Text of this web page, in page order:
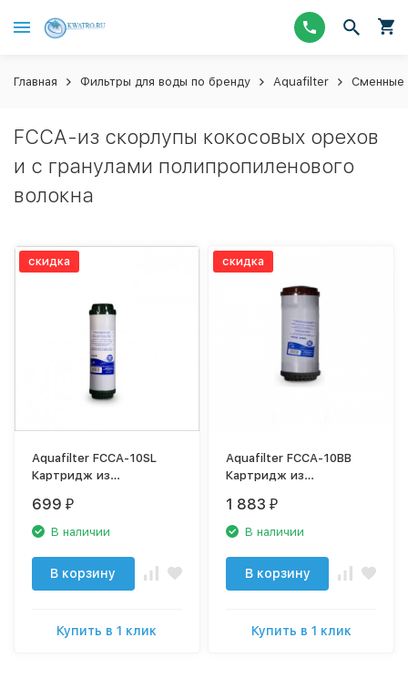
Главная Фильтры для воды по бренду Aquafilter Сменные
FCCA-из скорлупы кокосовых орехов
и с гранулами полипропиленового
волокна
скидка
Aquafilter FCCA-10SL
Картридж из
гранулами
полипропиленового
699 ₽
В наличии
В корзину
Купить в 1 клик
скидка
Aquafilter FCCA-10BB
Картридж из
гранулами
полипропиленового
1 883 ₽
В наличии
В корзину
Купить в 1 клик